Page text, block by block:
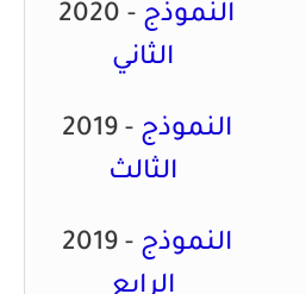
2020 - النموذج
2019 - النموذج
2019 - النموذج